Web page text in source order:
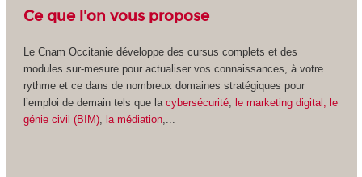
Ce que l'on vous propose
Le Cnam Occitanie développe des cursus complets et des
modules sur-mesure pour actualiser vos connaissances, à votre
rythme et ce dans de nombreux domaines stratégiques pour
l’emploi de demain tels que la cybersécurité, le marketing digital, le
génie civil (BIM), la médiation,...